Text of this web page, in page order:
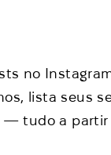
no
lista seus
— tudo a